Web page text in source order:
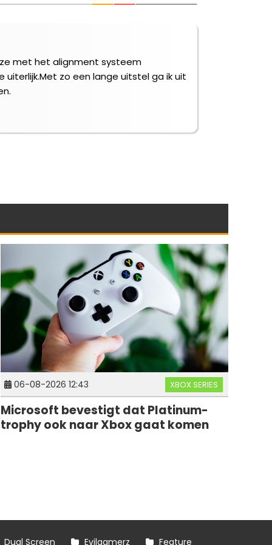
met het alignment systeem
uiterlijk.Met zo een lange uitstel ga ik uit
06-08-2026 12:43 XBOX SERIES
Microsoft bevestigt dat Platinum-
trophy ook naar Xbox gaat komen
Dual Screen Evilgamerz Feature